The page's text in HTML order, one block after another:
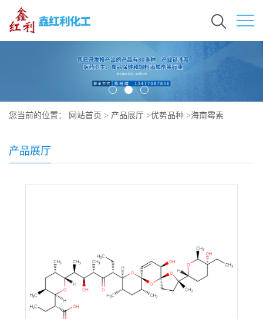
您当前的位置： 网站首页 > 产品展厅 >优势品种 >海南霉素
产品展厅